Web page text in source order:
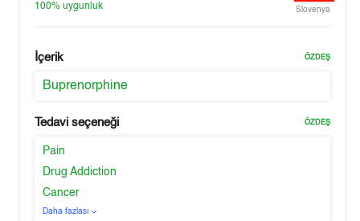
100%uygunluk Slovenya
İçerik ÖZDEŞ
Buprenorphine
Tedavi seçeneği ÖZDEŞ
Pain
Drug Addiction
Cancer
Daha fazlası